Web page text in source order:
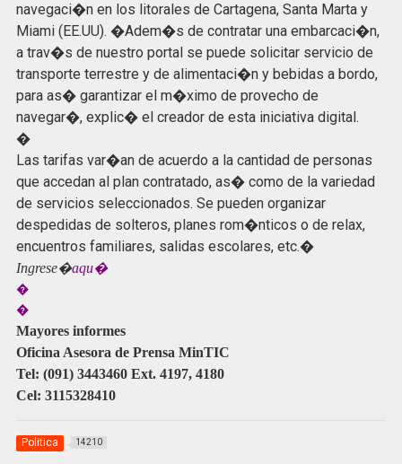
navegaci�n en los litorales de Cartagena, Santa Marta y
Miami (EE.UU). �Adem�s de contratar una embarcaci�n,
a trav�s de nuestro portal se puede solicitar servicio de
transporte terrestre y de alimentaci�n y bebidas a bordo,
para as� garantizar el m�ximo de provecho de
navegar�, explic� el creador de esta iniciativa digital.
�
Las tarifas var�an de acuerdo a la cantidad de personas
que accedan al plan contratado, as� como de la variedad
de servicios seleccionados. Se pueden organizar
despedidas de solteros, planes rom�nticos o de relax,
encuentros familiares, salidas escolares, etc.�
Ingrese�aqu�
�
�
Mayores informes
Oficina Asesora de Prensa MinTIC
Tel: (091) 3443460 Ext. 4197, 4180
Cel: 3115328410
Politica 14210